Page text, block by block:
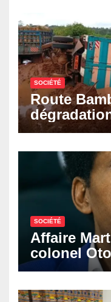
Cameroon
SOCIÉTÉ
Route
les
SOCIÉTÉ
Affaire
colonel
croisé des